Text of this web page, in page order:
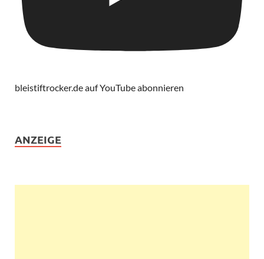
bleistiftrocker.de auf YouTube abonnieren
ANZEIGE